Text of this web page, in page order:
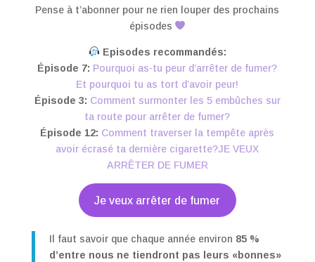
Pense à t’abonner pour ne rien louper des prochains
épisodes
Episodes recommandés:
Épisode 7: Pourquoi as-tu peur d’arrêter de fumer?
Et pourquoi tu as tort d’avoir peur!
Épisode 3: Comment surmonter les 5 embûches sur
ta route pour arrêter de fumer?
Épisode 12: Comment traverser la tempête après
avoir écrasé ta dernière cigarette?JE VEUX
ARRÊTER DE FUMER
Je veux arrêter de fumer
Il faut savoir que chaque année environ 85 %
d’entre nous ne tiendront pas leurs «bonnes»